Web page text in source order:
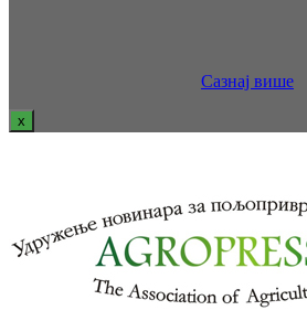
Сазнај више
x